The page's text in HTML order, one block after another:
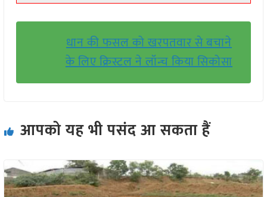
धान की फसल को खरपतवार से बचाने
के लिए क्रिस्टल ने लॉन्च किया सिकोसा
आपको यह भी पसंद आ सकता हैं